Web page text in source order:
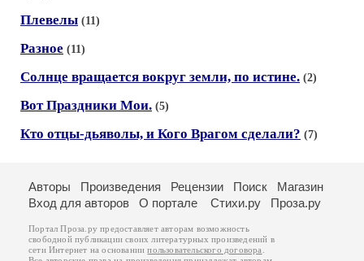
Плевелы (11)
Разное (11)
Солнце вращается вокруг земли, по истине. (2)
Вот Праздники Мои. (5)
Кто отцы-дьяволы, и Кого Врагом сделали? (7)
Авторы Произведения Рецензии Поиск
Магазин
Вход для авторов
О портале Стихи.ру Проза.ру
Портал Проза.ру предоставляет авторам возможность
свободной публикации своих литературных произведений в
сети Интернет на основаниипользовательского договора